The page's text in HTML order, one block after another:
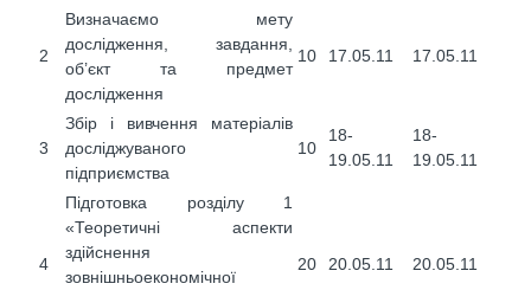
2
Визначаємо мету
дослідження, завдання,
об’єкт та предмет
дослідження
10 17.05.11 17.05.11
3
Збір і вивчення матеріалів
досліджуваного
підприємства
10
18-
19.05.11
18-
19.05.11
4
Підготовка розділу 1
«Теоретичні аспекти
здійснення
зовнішньоекономічної
20 20.05.11 20.05.11